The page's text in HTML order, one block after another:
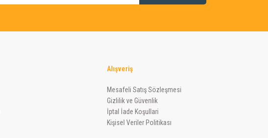
Alışveriş
Mesafeli Satış Sözleşmesi
Gizlilik ve Güvenlik
İptal İade Koşullari
Kişisel Veriler Politikası